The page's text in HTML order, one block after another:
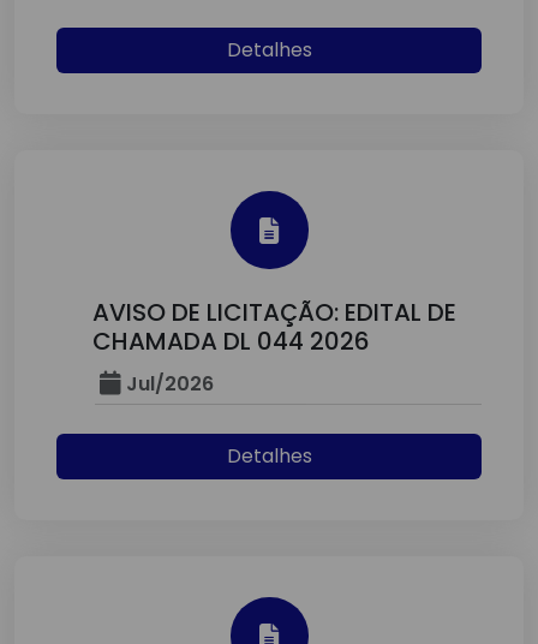
Detalhes
AVISO DE LICITAÇÃO: EDITAL DE
CHAMADA DL 044 2026
Jul/2026
Detalhes